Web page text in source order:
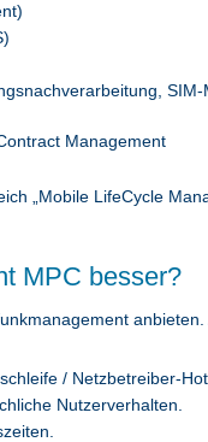
„Mobile LifeCycle
MPC besser?
/ Netzbetreiber-
Nutzerverhalten.